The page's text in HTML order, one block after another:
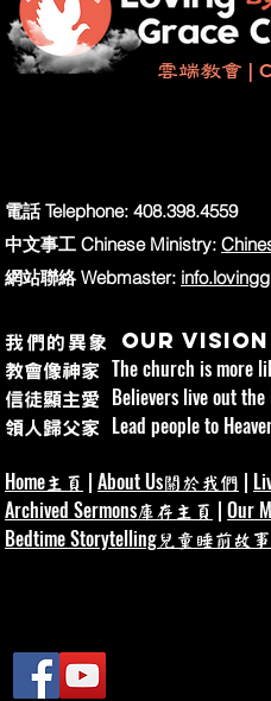
作與喜樂，讓每一位工作
與盼望，發揮自己的才
貢獻。 我們每個人都蒙
棵樹、減少浪費、改善工
位同事，或建立更能服
個忠心關懷的行動，都
分。 #世界環境日 #愛護
明天 #忠心管家 Wo
雲端教會 |
電話 Telephone: 408.398.4559
中文事工 Chinese Ministry:
網站聯絡 Webmaster:
我們的異象 Our vision
教會像神家 The church is more
信徒顯主愛 Believers live out
領人歸父家
Lead people to
Home主頁 | About Us關於我們 |
Archived Sermons庫存主頁 | Our
Bedtime Storytelling兒童睡前故事